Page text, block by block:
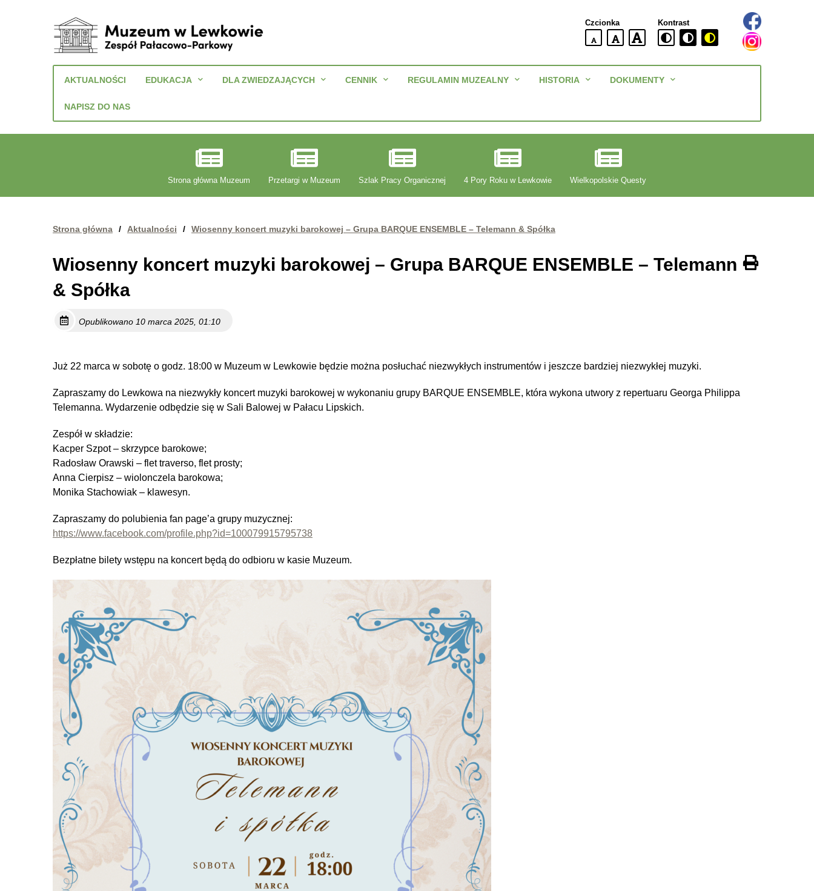
Muzeum
w
Lewkowie
Pałacowo-
Czcionka
domyślnawiększanajwiększa
czcionka
Kontrast
AKTUALNOŚCI EDUKACJA DLA ZWIEDZAJĄCYCH CENNIK REGULAMIN MUZEALNY HISTORIA DOKUMENTY
NAPISZ DO NAS
Strona główna Muzeum Przetargi w Muzeum Szlak Pracy Organicznej 4 Pory Roku w Lewkowie Wielkopolskie Questy
Strona główna / Aktualności / Wiosenny koncert muzyki barokowej – Grupa BARQUE ENSEMBLE – Telemann & Spółka
Wiosenny koncert muzyki barokowej – Grupa BARQUE ENSEMBLE – Telemann
& Spółka
Drukuj
Opublikowano 10 marca 2025, 01:10
Już 22 marca w sobotę o godz. 18:00 w Muzeum w Lewkowie będzie można posłuchać niezwykłych instrumentów i jeszcze bardziej niezwykłej muzyki.
Zapraszamy do Lewkowa na niezwykły koncert muzyki barokowej w wykonaniu grupy BARQUE ENSEMBLE, która wykona utwory z repertuaru Georga Philippa
Telemanna. Wydarzenie odbędzie się w Sali Balowej w Pałacu Lipskich.
Zespół w składzie:
Kacper Szpot – skrzypce barokowe;
Radosław Orawski – flet traverso, flet prosty;
Anna Cierpisz – wiolonczela barokowa;
Monika Stachowiak – klawesyn.
Zapraszamy do polubienia fan page’a grupy muzycznej:
https://www.facebook.com/profile.php?id=100079915795738
Bezpłatne bilety wstępu na koncert będą do odbioru w kasie Muzeum.